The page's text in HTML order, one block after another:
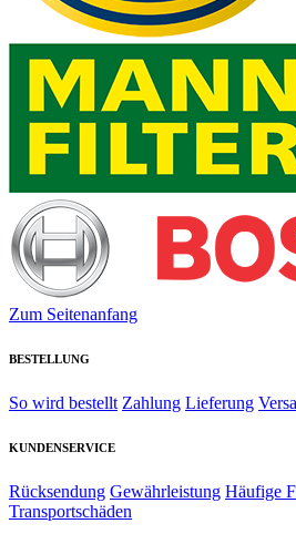
Zum Seitenanfang
BESTELLUNG
So wird bestellt Zahlung Lieferung
KUNDENSERVICE
Rücksendung Gewährleistung Häufige
Transportschäden